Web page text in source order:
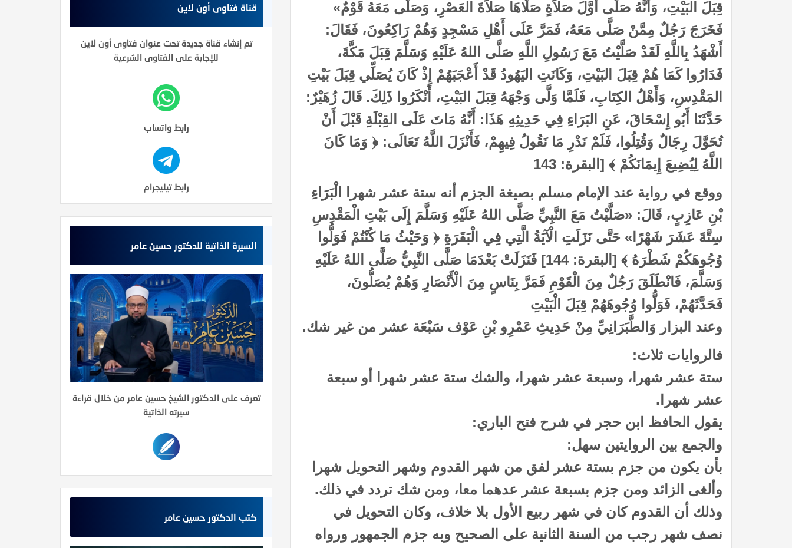
قِبَلَ البَيْتِ، وَأَنَّهُ صَلَّى أَوَّلَ صَلاَةٍ صَلَّاهَا صَلاَةَ العَصْرِ، وَصَلَّى مَعَهُ قَوْمٌ»
فَخَرَجَ رَجُلٌ مِمَّنْ صَلَّى مَعَهُ، فَمَرَّ عَلَى أَهْلِ مَسْجِدٍ وَهُمْ رَاكِعُونَ، فَقَالَ:
أَشْهَدُ بِاللَّهِ لَقَدْ صَلَّيْتُ مَعَ رَسُولِ اللَّهِ صَلَّى اللهُ عَلَيْهِ وَسَلَّمَ قِبَلَ مَكَّةَ،
فَدَارُوا كَمَا هُمْ قِبَلَ البَيْتِ، وَكَانَتِ اليَهُودُ قَدْ أَعْجَبَهُمْ إِذْ كَانَ يُصَلِّي قِبَلَ بَيْتِ
المَقْدِسِ، وَأَهْلُ الكِتَابِ، فَلَمَّا وَلَّى وَجْهَهُ قِبَلَ البَيْتِ، أَنْكَرُوا ذَلِكَ. قَالَ زُهَيْرٌ:
حَدَّثَنَا أَبُو إِسْحَاقَ، عَنِ البَرَاءِ فِي حَدِيثِهِ هَذَا: أَنَّهُ مَاتَ عَلَى القِبْلَةِ قَبْلَ أَنْ
تُحَوَّلَ رِجَالٌ وَقُتِلُوا، فَلَمْ نَدْرِ مَا نَقُولُ فِيهِمْ، فَأَنْزَلَ اللَّهُ تَعَالَى: ﴿ وَمَا كَانَ
اللَّهُ لِيُضِيعَ إِيمَانَكُمْ ﴾ [البقرة: 143
ووقع في رواية عند الإمام مسلم بصيغة الجزم أنه ستة عشر شهرا الْبَرَاءِ
بْنِ عَازِبٍ، قَالَ: «صَلَّيْتُ مَعَ النَّبِيِّ صَلَّى اللهُ عَلَيْهِ وَسَلَّمَ إِلَى بَيْتِ الْمَقْدِسِ
سِتَّةَ عَشَرَ شَهْرًا» حَتَّى نَزَلَتِ الْآيَةُ الَّتِي فِي الْبَقَرَةِ ﴿ وَحَيْثُ مَا كُنْتُمْ فَوَلُّوا
وُجُوهَكُمْ شَطْرَهُ ﴾ [البقرة: 144] فَنَزَلَتْ بَعْدَمَا صَلَّى النَّبِيُّ صَلَّى اللهُ عَلَيْهِ
وَسَلَّمَ، فَانْطَلَقَ رَجُلٌ مِنَ الْقَوْمِ فَمَرَّ بِنَاسٍ مِنَ الْأَنْصَارِ وَهُمْ يُصَلُّونَ،
فَحَدَّثَهُمْ، فَوَلُّوا وُجُوهَهُمْ قِبَلَ الْبَيْتِ
وعند البزار وَالطَّبَرَانِيِّ مِنْ حَدِيثِ عَمْرِو بْنِ عَوْف سَبْعَة عشر من غير شك.
فالروايات ثلاث:
ستة عشر شهرا، وسبعة عشر شهرا، والشك ستة عشر شهرا أو سبعة
عشر شهرا.
يقول الحافظ ابن حجر في شرح فتح الباري:
والجمع بين الروايتين سهل:
بأن يكون من جزم بستة عشر لفق من شهر القدوم وشهر التحويل شهرا
وألغى الزائد ومن جزم بسبعة عشر عدهما معا، ومن شك تردد في ذلك.
وذلك أن القدوم كان في شهر ربيع الأول بلا خلاف، وكان التحويل في
نصف شهر رجب من السنة الثانية على الصحيح وبه جزم الجمهور ورواه
قناة فتاوى أون لاين
تم إنشاء قناة جديدة تحت عنوان فتاوى أون لاين
للإجابة على الفتاوى الشرعية
رابط واتساب
رابط تيليجرام
السيرة الذاتية للدكتور حسين عامر
تعرف على الدكتور الشيخ حسين عامر من خلال قراءة
سيرته الذاتية
كتب الدكتور حسين عامر